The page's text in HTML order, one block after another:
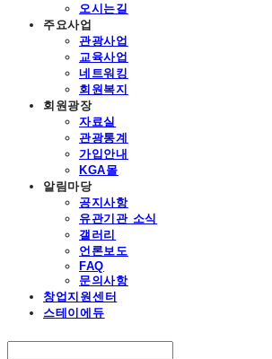
오시는길
주요사업
관광사업
교육사업
네트워킹
회원복지
회원광장
자료실
관광통계
가입안내
KGA몰
알림마당
공지사항
유관기관 소식
갤러리
언론보도
FAQ
문의사항
창업지원센터
스테이에듀